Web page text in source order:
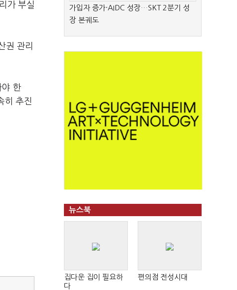
가 부실
권 관리
야 한
히 추진
가입자 증가·AIDC 성장…SKT 2분기 성
장 본궤도
뉴스북
집다운 집이 필요하
다
편의점 전성시대